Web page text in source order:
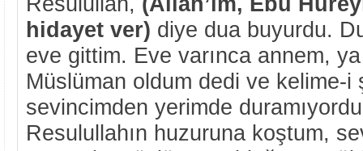
hidayet ver) diye dua buyurdu.
eve gittim. Eve varınca annem,
Müslüman oldum dedi ve kelime-
sevincimden yerimde
Resulullahın huzuruna koştum,